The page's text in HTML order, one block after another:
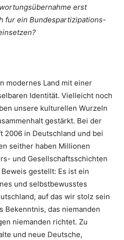
erst
fur ein Bundespartizipations-
modernes Land mit einer
Identität. Vielleicht noch
unsere kulturellen Wurzeln
gestärkt. Bei der
2006 in Deutschland und bei
seither haben Millionen
und Gesellschaftsschichten
gestellt: Es ist ein
und selbstbewusstes
auf das wir stolz sein
Bekenntnis, das niemanden
niemanden richtet. Zu
und neue Deutsche,